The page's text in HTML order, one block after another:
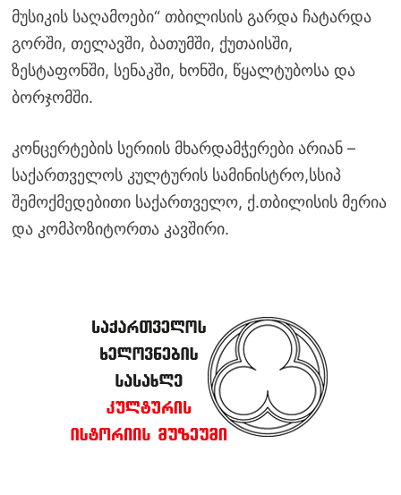
მუსიკის საღამოები“ თბილისის გარდა ჩატარდა
გორში, თელავში, ბათუმში, ქუთაისში,
ზესტაფონში, სენაკში, ხონში, წყალტუბოსა და
ბორჯომში.
კონცერტების სერიის მხარდამჭერები არიან –
საქართველოს კულტურის სამინისტრო,სსიპ
შემოქმედებითი საქართველო, ქ.თბილისის მერია
და კომპოზიტორთა კავშირი.